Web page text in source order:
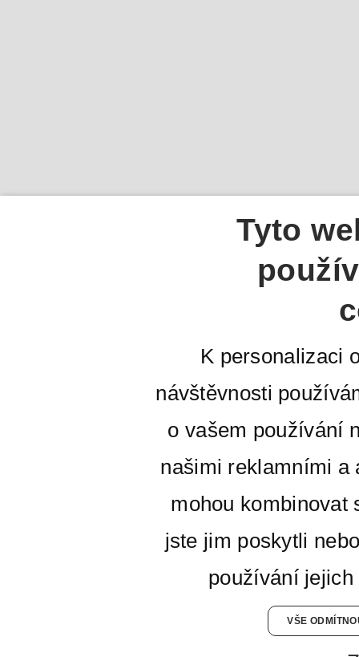
Tyto
K personalizaci
návštěvnosti
o vašem používání
našimi reklamními a
mohou kombinovat
jste jim poskytli
používání
VŠE